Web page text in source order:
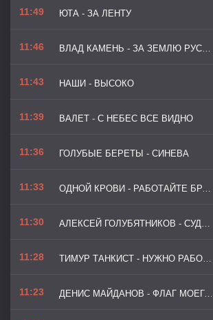
11:49 ЮТА - ЗА ЛЕНТУ
11:46 ВЛАД КАМЕНЬ - ЗА ЗЕМЛЮ РУССКУЮ
11:43 НАШИ - ВЫСОКО
11:39 ВАЛЕТ - С НЕБЕС ВСЕ ВИДНО
11:36 ГОЛУБЫЕ БЕРЕТЫ - СИНЕВА
11:33 ОДНОЙ КРОВИ - РАБОТАЙТЕ БРАТЬЯ
11:30 АЛЕКСЕЙ ГОЛУБЯТНИКОВ - СУДЖА
11:28 ТИМУР ТАНКИСТ - НУЖНО РАБОТАТЬ, БРАТ
11:23 ДЕНИС МАЙДАНОВ - ФЛАГ МОЕГО ГОСУДАРСТВА